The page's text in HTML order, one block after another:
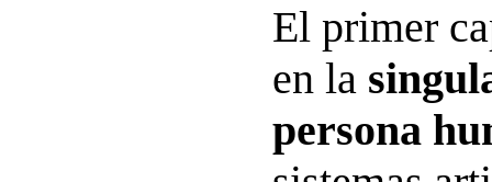
El primer
en la
persona